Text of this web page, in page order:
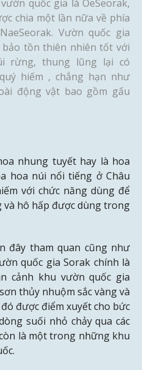
quốc gia là OeSeorak,
chia một lần nữa về phía
Vườn quốc gia
tồn thiên nhiên tốt với
rừng, thung lũng lại có
hiếm , chẳng hạn như
động vật bao gồm gấu
nhung tuyết hay là hoa
hoa núi nổi tiếng ở Châu
với chức năng dùng để
và hô hấp được dùng trong
đây tham quan cũng như
quốc gia Sorak chính là
cảnh khu vườn quốc gia
thủy nhuộm sắc vàng và
được điểm xuyết cho bức
suối nhỏ chảy qua các
là một trong những khu